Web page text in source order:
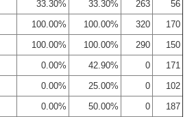
33.30% 33.30% 263
56
100.00% 100.00% 320
170
100.00% 100.00% 290
150
0.00% 42.90% 0
171
0.00% 25.00% 0
102
0.00% 50.00% 0
187